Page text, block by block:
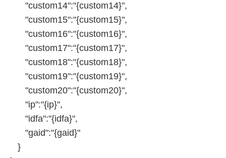
"custom14":"{custom14}",
"custom15":"{custom15}",
"custom16":"{custom16}",
"custom17":"{custom17}",
"custom18":"{custom18}",
"custom19":"{custom19}",
"custom20":"{custom20}",
"ip":"{ip}",
"idfa":"{idfa}",
"gaid":"{gaid}"
}